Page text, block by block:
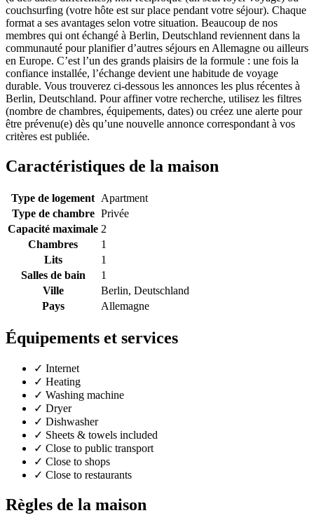
couchsurfing (votre hôte est sur place pendant votre séjour). Chaque
format a ses avantages selon votre situation. Beaucoup de nos
membres qui ont échangé à Berlin, Deutschland reviennent dans la
communauté pour planifier d’autres séjours en Allemagne ou ailleurs
en Europe. C’est l’un des grands plaisirs de la formule : une fois la
confiance installée, l’échange devient une habitude de voyage
durable. Vous trouverez ci-dessous les annonces les plus récentes à
Berlin, Deutschland. Pour affiner votre recherche, utilisez les filtres
(nombre de chambres, équipements, dates) ou créez une alerte pour
être prévenu(e) dès qu’une nouvelle annonce correspondant à vos
critères est publiée.
Caractéristiques de la maison
Type de logement Apartment
Type de chambre Privée
Capacité maximale 2
Chambres
1
Lits
1
Salles de bain
1
Ville
Berlin, Deutschland
Pays
Allemagne
Équipements et services
✓ Internet
✓ Heating
✓ Washing machine
✓ Dryer
✓ Dishwasher
✓ Sheets & towels included
✓ Close to public transport
✓ Close to shops
✓ Close to restaurants
Règles de la maison